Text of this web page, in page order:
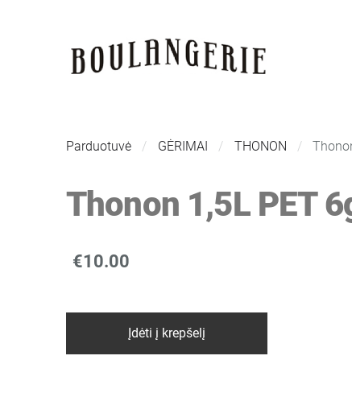
Parduotuvė GĖRIMAI THONON
Thonon 1,5L PET
€10.00
Įdėti į krepšelį